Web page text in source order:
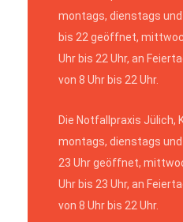
montags, dienstags
bis 22 geöffnet,
Uhr bis 22 Uhr, an
von 8 Uhr bis 22 Uhr.
Die Notfallpraxis
montags, dienstags
23 Uhr geöffnet,
Uhr bis 23 Uhr, an
von 8 Uhr bis 22 Uhr.